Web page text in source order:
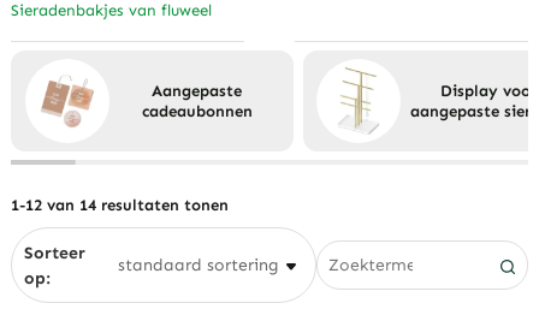
Sieradenbakjes van fluweel
Aangepaste
cadeaubonnen
Display voor
aangepaste
1-12 van 14 resultaten tonen
Sorteer
op: